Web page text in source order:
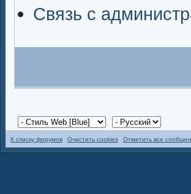
Связь с
К списку форумов Очистить cookies Отметить все